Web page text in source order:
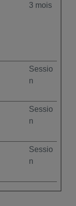
3 mois
Sessio
n
Sessio
n
Sessio
n